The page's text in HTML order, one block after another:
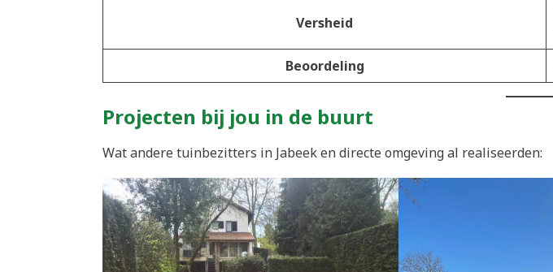
Versheid
Beoordeling
Projecten bij jou in de buurt
Wat andere tuinbezitters in Jabeek en directe omgeving al realiseerden: